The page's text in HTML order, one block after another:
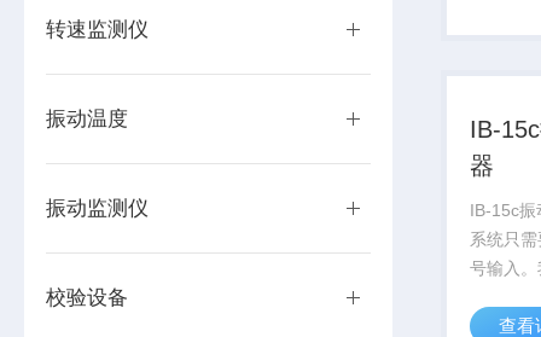
转速监测仪
振动温度
振动监测仪
校验设备
小、质
IB-
器
IB-15c振
系统只
号输入
变送传
查看